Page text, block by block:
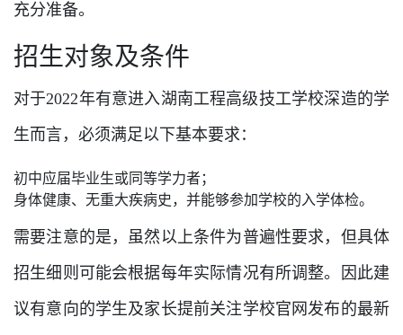
充分准备。
招生对象及条件
对于2022年有意进入湖南工程高级技工学校深造的学
生而言，必须满足以下基本要求：
初中应届毕业生或同等学力者；
身体健康、无重大疾病史，并能够参加学校的入学体检。
需要注意的是，虽然以上条件为普遍性要求，但具体
招生细则可能会根据每年实际情况有所调整。因此建
议有意向的学生及家长提前关注学校官网发布的最新